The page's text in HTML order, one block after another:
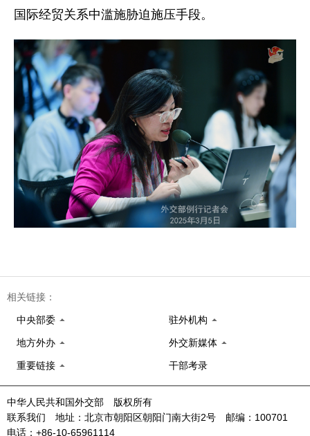
国际经贸关系中滥施胁迫施压手段。
相关链接：
中央部委 驻外机构
地方外办 外交新媒体
重要链接 干部考录
中华人民共和国外交部 版权所有
联系我们 地址：北京市朝阳区朝阳门南大街2号 邮编：100701
电话：+86-10-65961114